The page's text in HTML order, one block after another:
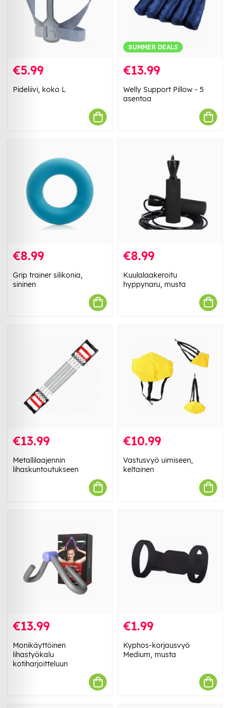
€5.99
Pideliivi, koko L
SUMMER DEALS
€13.99
Welly Support Pillow - 5
asentoa
€8.99
Grip trainer silikonia,
sininen
€8.99
Kuulalaakeroitu
hyppynaru, musta
€13.99
Metallilaajennin
lihaskuntoutukseen
€10.99
Vastusvyö uimiseen,
keltainen
€13.99
Monikäyttöinen
lihastyökalu
kotiharjoitteluun
€1.99
Kyphos-korjausvyö
Medium, musta